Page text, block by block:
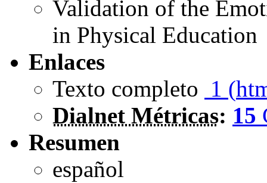
Validation of the
in Physical Education
Enlaces
Texto completo 1 (
Dialnet Métricas: 15
Resumen
español